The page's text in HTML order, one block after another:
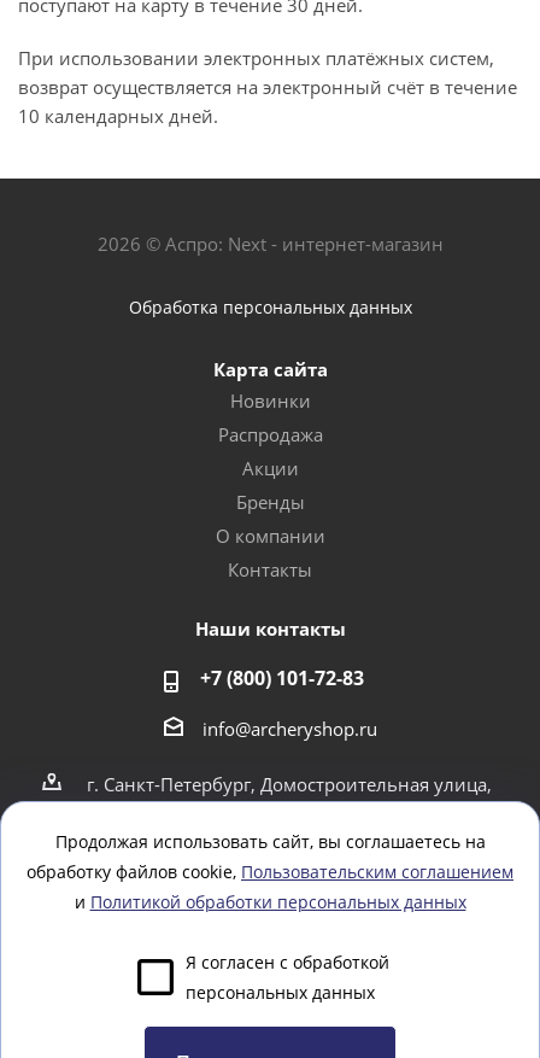
поступают на карту в течение 30 дней.
При использовании электронных платёжных систем,
возврат осуществляется на электронный счёт в течение
10 календарных дней.
2026 © Аспро: Next - интернет-магазин
Обработка персональных данных
Карта сайта
Новинки
Распродажа
Акции
Бренды
О компании
Контакты
Наши контакты
+7 (800) 101-72-83
info@archeryshop.ru
г. Санкт-Петербург, Домостроительная улица,
г. Санкт-Петербург Пионерская 21
Оставайтесь на связи
Продолжая использовать сайт, вы соглашаетесь на
обработку файлов cookie, Пользовательским соглашением
и Политикой обработки персональных данных
Я согласен с обработкой
персональных данных